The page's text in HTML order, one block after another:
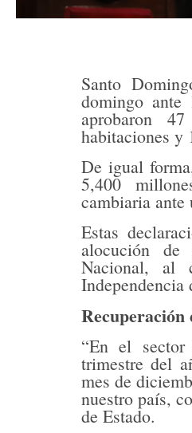
Santo
domingo
aprobaron
habitaciones y
De igual
5,400
cambiaria ante
Estas
alocución de
Nacional, al
Independencia
“En el
trimestre del
mes de
nuestro país,
de Estado.